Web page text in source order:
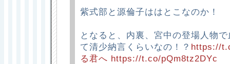
紫式部と源倫子ははとこなのか！
となると、内裏、宮中の登場人物
て清少納言くらいなの！？ https://
る君へ https://t.co/pQm8tz2DYc